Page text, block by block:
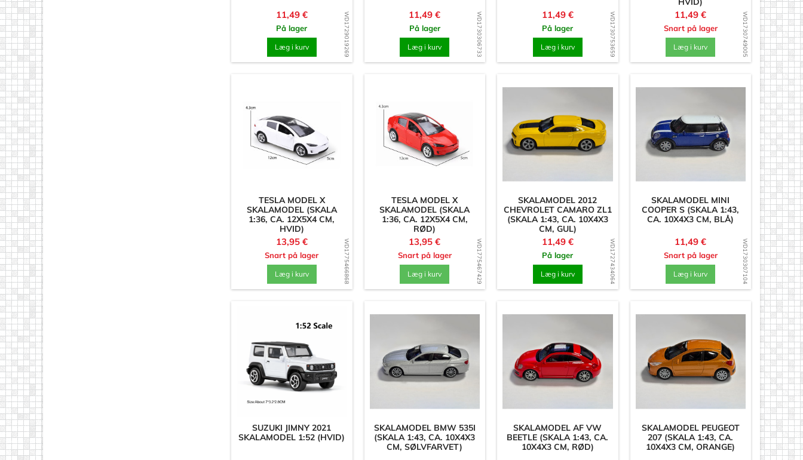
WD1729019269
Pris
11,49 €
På lager
Læg i kurv WD1730306733
Pris
11,49 €
På lager
Læg i kurv WD1730753659
Pris
11,49 €
På lager
Læg i kurv WD1730749005
Pris
11,49 €
Snart på lager
Læg i kurv
WD1775466868
TESLA MODEL X
SKALAMODEL (SKALA
1:36, CA. 12X5X4 CM,
HVID)
Pris
13,95 €
Snart på lager
Læg i kurv WD1775467429
TESLA MODEL X
SKALAMODEL (SKALA
1:36, CA. 12X5X4 CM,
RØD)
Pris
13,95 €
Snart på lager
Læg i kurv WD1727434064
SKALAMODEL 2012
CHEVROLET CAMARO ZL1
(SKALA 1:43, CA. 10X4X3
CM, GUL)
Pris
11,49 €
På lager
Læg i kurv WD1730307104
SKALAMODEL MINI
COOPER S (SKALA 1:43,
CA. 10X4X3 CM, BLÅ)
Pris
11,49 €
Snart på lager
Læg i kurv
SUZUKI JIMNY 2021
SKALAMODEL 1:52 (HVID)
SKALAMODEL BMW 535I
(SKALA 1:43, CA. 10X4X3
CM, SØLVFARVET)
SKALAMODEL AF VW
BEETLE (SKALA 1:43, CA.
10X4X3 CM, RØD)
SKALAMODEL PEUGEOT
207 (SKALA 1:43, CA.
10X4X3 CM, ORANGE)